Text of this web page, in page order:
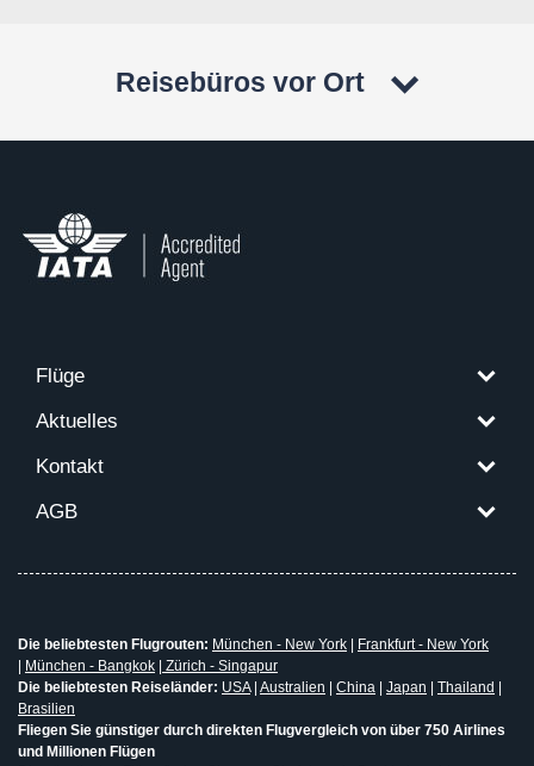
Reisebüros vor Ort
Flüge
Aktuelles
Kontakt
AGB
Die beliebtesten Flugrouten: München - New York
Frankfurt - New York
München - Bangkok
Zürich - Singapur
Die beliebtesten Reiseländer: USA| Australien China Japan Thailand
Brasilien
Fliegen Sie günstiger durch direkten Flugvergleich von über 750 Airlines
und Millionen Flügen